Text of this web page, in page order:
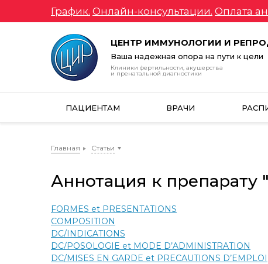
График. Онлайн-консультации. Оплата
ЦЕНТР ИММУНОЛОГИИ И
Ваша надежная опора на пути к цели
Клиники фертильности, акушерства
и пренатальной диагностики
ПАЦИЕНТАМ ВРАЧИ
Главная Статьи
Аннотация к
FORMES et PRESENTATIONS
COMPOSITION
DC/INDICATIONS
DC/POSOLOGIE et MODE D’ADMINISTRATION
DC/MISES EN GARDE et PRECAUTIONS D’EMPLOI